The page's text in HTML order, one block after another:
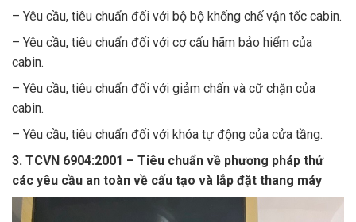
– Yêu cầu, tiêu chuẩn đối với bộ bộ khống chế vận tốc cabin.
– Yêu cầu, tiêu chuẩn đối với cơ cấu hãm bảo hiểm của
cabin.
– Yêu cầu, tiêu chuẩn đối với giảm chấn và cữ chặn của
cabin.
– Yêu cầu, tiêu chuẩn đối với khóa tự động của cửa tầng.
3. TCVN 6904:2001 – Tiêu chuẩn về phương pháp thử
các yêu cầu an toàn về cấu tạo và lắp đặt thang máy